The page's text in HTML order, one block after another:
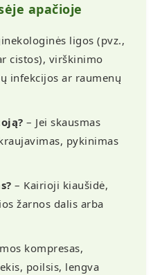
apačioje
ligos (pvz.,
cistos), virškinimo
infekcijos ar raumenų
– Jei skausmas
pykinimas
– Kairioji kiaušidė,
žarnos dalis arba
kompresas,
poilsis, lengva